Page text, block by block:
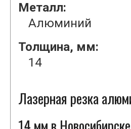
Металл:
Алюминий
Толщина, мм:
14
Лазерная резка